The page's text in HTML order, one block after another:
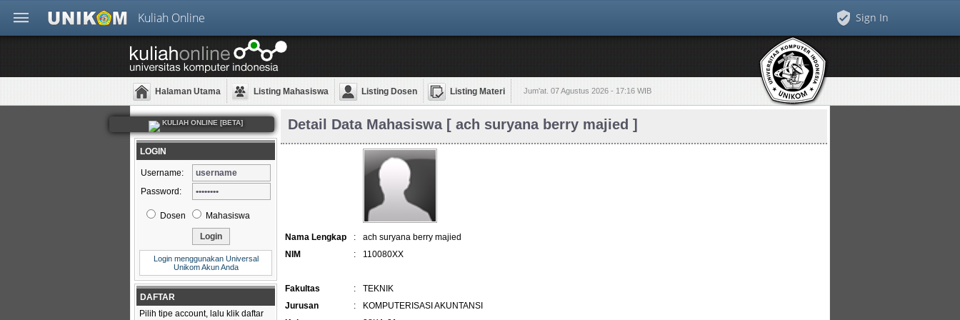
Kuliah Online Sign In
Halaman Utama Listing Mahasiswa Listing Dosen Listing Materi Jum'at. 07 Agustus 2026 - 17:16 WIB
KULIAH ONLINE [BETA]
LOGIN
Username:
Password:
Dosen Mahasiswa
Login menggunakan Universal
Unikom Akun Anda
DAFTAR
Pilih tipe account, lalu klik daftar
Detail Data Mahasiswa [ ach suryana berry majied ]
Nama Lengkap :
ach suryana berry majied
NIM
: 110080XX
Fakultas :
TEKNIK
Jurusan
:
KOMPUTERISASI AKUNTANSI